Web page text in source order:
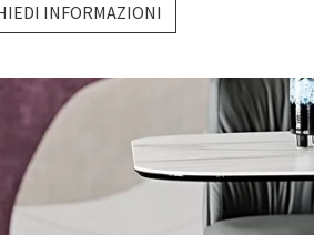
INFORMAZIONI